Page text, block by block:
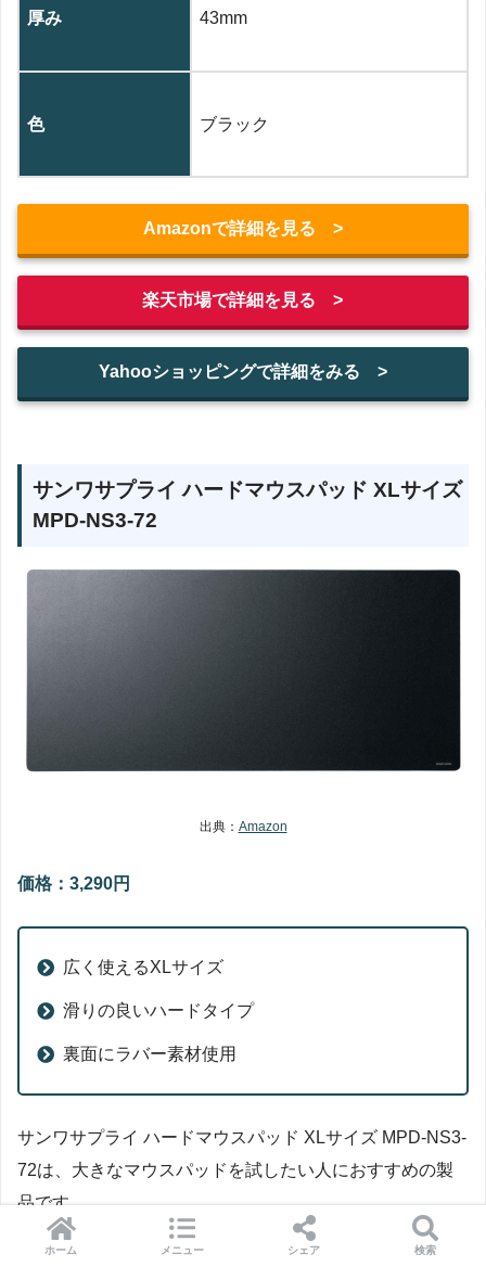
厚み 43mm
色 ブラック
Amazonで詳細を見る >
楽天市場で詳細を見る >
Yahooショッピングで詳細をみる >
サンワサプライ ハードマウスパッド XLサイズ
MPD-NS3-72
出典： Amazon
価格：3,290円
広く使えるXLサイズ
滑りの良いハードタイプ
裏面にラバー素材使用
サンワサプライ ハードマウスパッド XLサイズ MPD-NS3-
72は、大きなマウスパッドを試したい人におすすめの製
品です。
横幅が72cmあるXLサイズで、マウスパッドの端を意識せ
ホーム メニュー シェア 検索